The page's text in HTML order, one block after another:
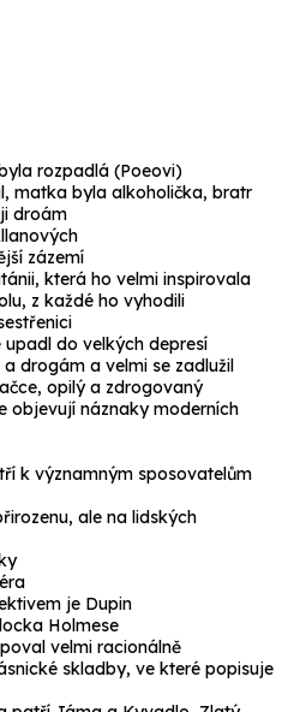
rozpadlá (Poeovi)
matka byla alkoholička, bratr
droám
zázemí
která ho velmi inspirovala
z každé ho vyhodili
do velkých depresí
drogám a velmi se zadlužil
opilý a zdrogovaný
objevují náznaky moderních
k významným sposovatelům
ale na lidských
je Dupin
Holmese
velmi racionálně
skladby, ve které popisuje